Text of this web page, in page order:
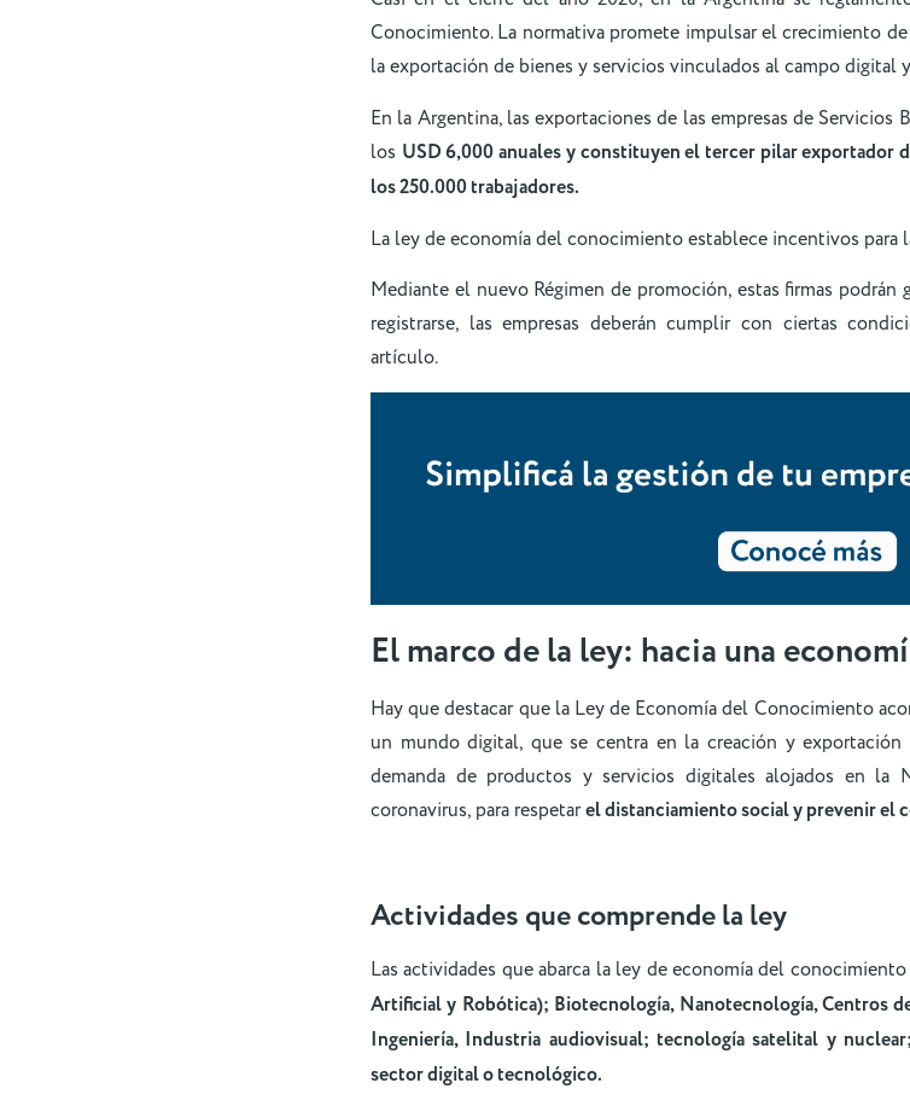
Conocimiento. La normativa promete impulsar el crecimiento
la exportación de bienes y servicios vinculados al campo digital
En la Argentina, las exportaciones de las empresas de Servicios
los USD 6,000 anuales y constituyen el tercer pilar exportador
los 250.000 trabajadores.
La ley de economía del conocimiento establece incentivos para
Mediante el nuevo Régimen de promoción, estas firmas podrán
registrarse, las empresas deberán cumplir con ciertas
artículo.
El marco de la ley: hacia una
Hay que destacar que la Ley de Economía del Conocimiento
un mundo digital, que se centra en la creación y
demanda de productos y servicios digitales alojados en la
coronavirus, para respetarel distanciamiento social y prevenir el
Actividades que comprende la ley
Las actividades que abarca la ley de economía del
Artificial y Robótica); Biotecnología, Nanotecnología, Centros
Ingeniería, Industria audiovisual; tecnología satelital y
sector digital o tecnológico.